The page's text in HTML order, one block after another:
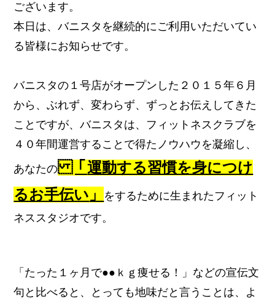
ございます。
本日は、バニスタを継続的にご利用いただいてい
る皆様にお知らせです。
バニスタの１号店がオープンした２０１５年６月
から、ぶれず、変わらず、ずっとお伝えしてきた
ことですが、バニスタは、 フィットネスクラブを
４０年間運営する ことで得たノウハウを凝縮し、
あなたの「運動する習慣を身につけ
るお手伝い 」
をするために生まれたフィット
ネススタジオです。
「たった１ヶ月で●●ｋｇ痩せる！」などの宣伝文
句と比べると、とっても地味だと言うことは、よ